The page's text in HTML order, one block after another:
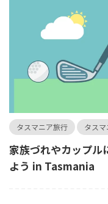
タスマニア旅行 タス
家族づれやカップル
よう in Tasmania